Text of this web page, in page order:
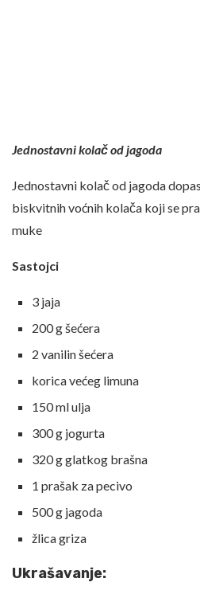
Jednostavni kolač od jagoda
Jednostavni kolač od jagoda
biskvitnih voćnih kolača koji se
muke
Sastojci
3 jaja
200 g šećera
2 vanilin šećera
korica većeg limuna
150 ml ulja
300 g jogurta
320 g glatkog brašna
1 prašak za pecivo
500 g jagoda
žlica griza
Ukrašavanje: